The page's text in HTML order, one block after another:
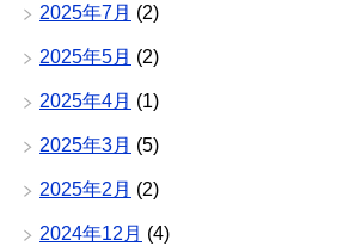
2025年7月 (2)
2025年5月 (2)
2025年4月 (1)
2025年3月 (5)
2025年2月 (2)
2024年12月 (4)